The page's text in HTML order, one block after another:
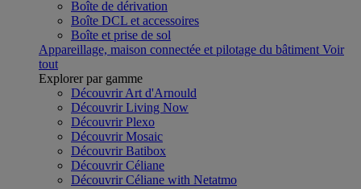
Boîte de dérivation
Boîte DCL et accessoires
Boîte et prise de sol
Appareillage, maison connectée et pilotage du bâtiment Voir
tout
Explorer par gamme
Découvrir Art d'Arnould
Découvrir Living Now
Découvrir Plexo
Découvrir Mosaic
Découvrir Batibox
Découvrir Céliane
Découvrir Céliane with Netatmo